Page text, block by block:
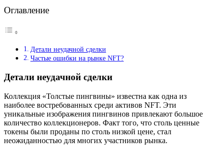
Оглавление
Детали неудачной сделки
Частые ошибки на рынке NFT?
Детали неудачной сделки
Коллекция «Толстые пингвины» известна как одна из
наиболее востребованных среди активов NFT. Эти
уникальные изображения пингвинов привлекают большое
количество коллекционеров. Факт того, что столь ценные
токены были проданы по столь низкой цене, стал
неожиданностью для многих участников рынка.